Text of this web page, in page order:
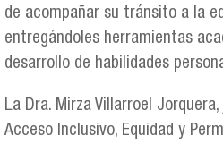
de acompañar su tránsito a la
entregándoles herramientas
desarrollo de habilidades
La Dra. Mirza Villarroel
Acceso Inclusivo, Equidad y